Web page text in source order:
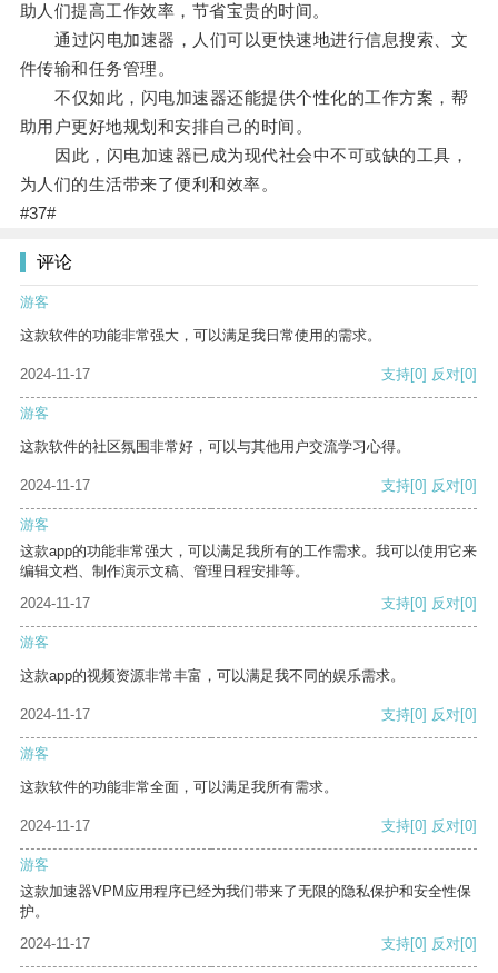
助人们提高工作效率，节省宝贵的时间。
通过闪电加速器，人们可以更快速地进行信息搜索、文
件传输和任务管理。
不仅如此，闪电加速器还能提供个性化的工作方案，帮
助用户更好地规划和安排自己的时间。
因此，闪电加速器已成为现代社会中不可或缺的工具，
为人们的生活带来了便利和效率。
#37#
评论
游客
这款软件的功能非常强大，可以满足我日常使用的需求。
2024-11-17 支持[0] 反对[0]
游客
这款软件的社区氛围非常好，可以与其他用户交流学习心得。
2024-11-17 支持[0] 反对[0]
游客
这款app的功能非常强大，可以满足我所有的工作需求。我可以使用它来
编辑文档、制作演示文稿、管理日程安排等。
2024-11-17
支持[0] 反对[0]
游客
这款app的视频资源非常丰富，可以满足我不同的娱乐需求。
2024-11-17 支持[0] 反对[0]
游客
这款软件的功能非常全面，可以满足我所有需求。
2024-11-17 支持[0] 反对[0]
游客
这款加速器VPM应用程序已经为我们带来了无限的隐私保护和安全性保
护。
2024-11-17
支持[0] 反对[0]